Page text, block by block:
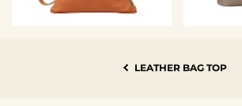
LEATHER BAG TOP